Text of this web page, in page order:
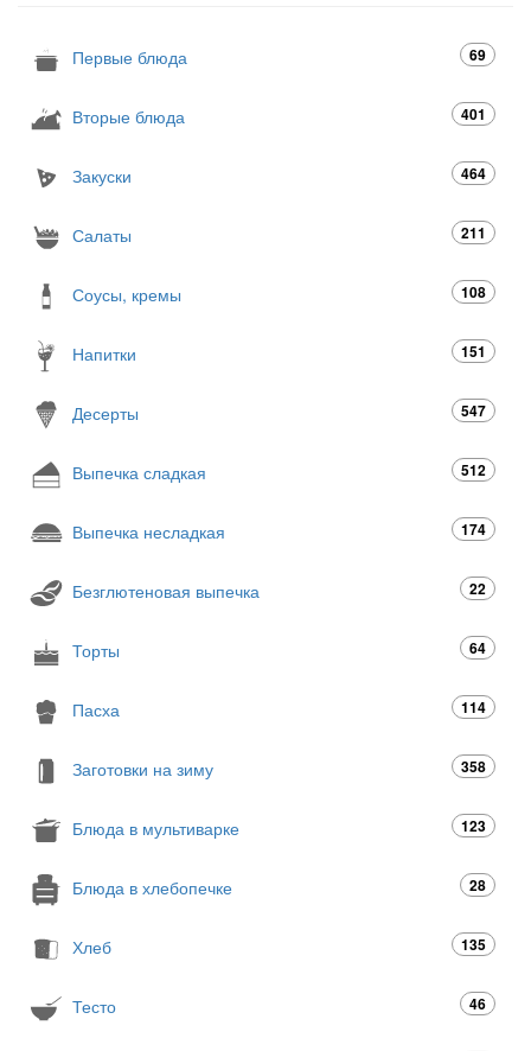
Первые блюда 69
Вторые блюда 401
Закуски 464
Салаты 211
Соусы, кремы 108
Напитки 151
Десерты 547
Выпечка сладкая 512
Выпечка несладкая 174
Безглютеновая выпечка 22
Торты 64
Пасха 114
Заготовки на зиму 358
Блюда в мультиварке 123
Блюда в хлебопечке 28
Хлеб 135
Тесто 46